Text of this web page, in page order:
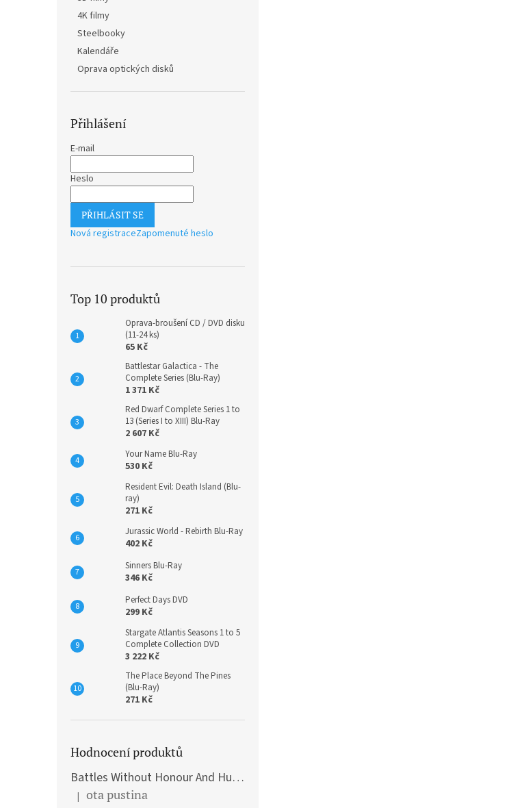
4K filmy
Steelbooky
Kalendáře
Oprava optických disků
Přihlášení
E-mail
Heslo
PŘIHLÁSIT SE
Nová registraceZapomenuté heslo
Top 10 produktů
Oprava-broušení CD / DVD disku
(11-24 ks)
65 Kč
Battlestar Galactica - The
Complete Series (Blu-Ray)
1 371 Kč
Red Dwarf Complete Series 1 to
13 (Series I to XIII) Blu-Ray
2 607 Kč
Your Name Blu-Ray
530 Kč
Resident Evil: Death Island (Blu-
ray)
271 Kč
Jurassic World - Rebirth Blu-Ray
402 Kč
Sinners Blu-Ray
346 Kč
Perfect Days DVD
299 Kč
Stargate Atlantis Seasons 1 to 5
Complete Collection DVD
3 222 Kč
The Place Beyond The Pines
(Blu-Ray)
271 Kč
Hodnocení produktů
Battles Without Honour And Humanity / Yakuza Graveyad / Street Mobster DVD
Hodnocení produktu je 5 z 5 hvězdiček.
| ota pustina